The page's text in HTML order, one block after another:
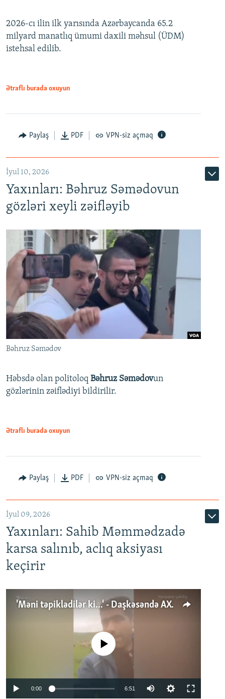
Auto 240p 360p 480p
360p
480p
2026-cı ilin ilk yarısında Azərbaycanda 65.2
milyard manatlıq ümumi daxili məhsul (ÜDM)
istehsal edilib.
Ətraflı burada oxuyun
Paylaş PDF VPN-siz açmaq
İyul 10, 2026
Yaxınları: Bəhruz Səmədovun
gözləri xeyli zəifləyib
Bəhruz Səmədov
Həbsdə olan politoloq Bəhruz Səmədovun
gözlərinin zəiflədiyi bildirilir.
Ətraflı burada oxuyun
Paylaş PDF VPN-siz açmaq
İyul 09, 2026
Yaxınları: Sahib Məmmədzadə
karsa salınıb, aclıq aksiyası
keçirir
'Məni təpiklədilər ki...' - Daşkəsəndə AXCP fəalının yaxınları onun həbsinə etiraz edirlər
No media source currently available
0:00 6:51